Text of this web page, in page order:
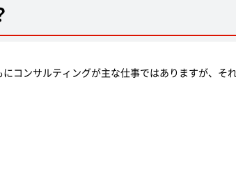
コンサルティングが主な仕事ではありますが、そ